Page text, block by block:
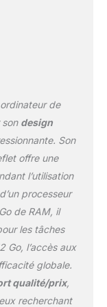
avec
Core i5-
sculpté
et conçu
d'une
Idéal pour
quotidiens
avec un
plus
sur le
des vidéos
lire des e-
ordinateur de
design
Son
offre une
l’utilisation
processeur
de RAM, il
les tâches
Go, l’accès aux
globale.
qualité/prix,
recherchant